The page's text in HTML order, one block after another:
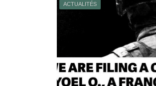
ACTUALITÉS